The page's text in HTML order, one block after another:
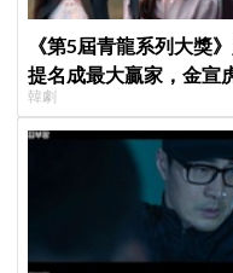
《第5屆青龍系列大獎
提名成最大贏家，金宣
角逐視后！
韓劇